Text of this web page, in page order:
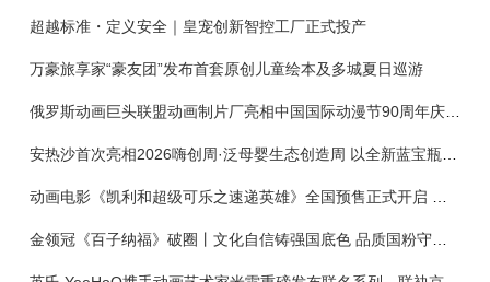
超越标准・定义安全｜皇宠创新智控工厂正式投产
万豪旅享家“豪友团”发布首套原创儿童绘本及多城夏日巡游
俄罗斯动画巨头联盟动画制片厂亮相中国国际动漫节90周年庆开启中国之旅新篇章
金领冠《百子纳福》破圈丨文化自信铸强国底色 品质国粉守护新生